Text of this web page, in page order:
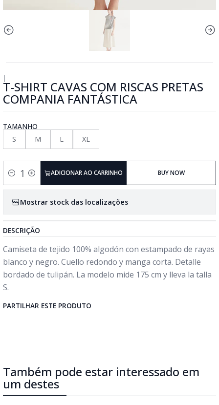
|
T-SHIRT CAVAS COM RISCAS PRETAS
COMPANIA FANTÁSTICA
TAMANHO
S
M L XL
Quantidade
ADICIONAR AO CARRINHO BUY NOW
Mostrar stock das localizações
DESCRIÇÃO
Camiseta de tejido 100% algodón con estampado de rayas
blanco y negro. Cuello redondo y manga corta. Detalle
bordado de tulipán. La modelo mide 175 cm y lleva la talla
S.
PARTILHAR ESTE PRODUTO
Também pode estar interessado em
um destes